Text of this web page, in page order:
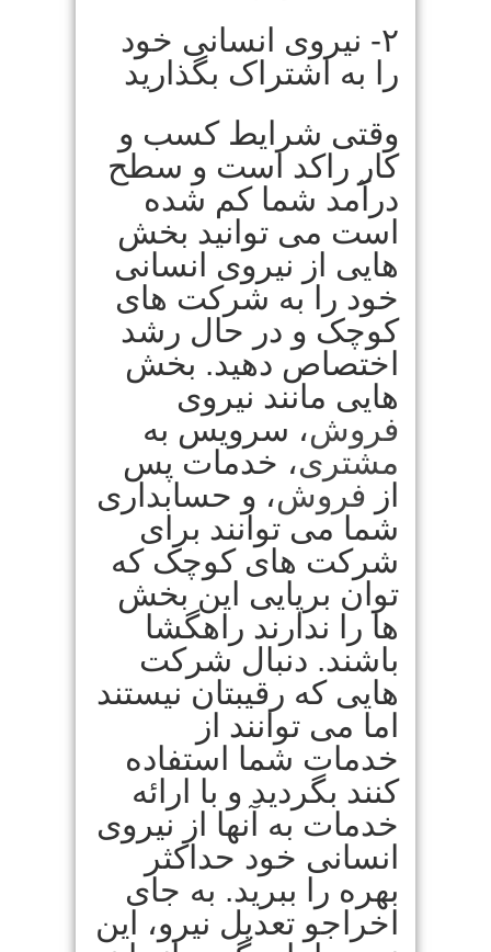
۲- نیروی انسانی خود
را به اشتراک بگذارید
وقتی شرایط کسب و
کار راکد است و سطح
درآمد شما کم شده
است می توانید بخش
هایی از نیروی انسانی
خود را به شرکت های
کوچک و در حال رشد
اختصاص دهید. بخش
هایی مانند نیروی
فروش، سرویس به
مشتری، خدمات پس
از فروش، و حسابداری
شما می توانند برای
شرکت های کوچک که
توان برپایی این بخش
ها را ندارند راهگشا
باشند. دنبال شرکت
هایی که رقیبتان نیستند
اما می توانند از
خدمات شما استفاده
کنند بگردید و با ارائه
خدمات به آنها از نیروی
انسانی خود حداکثر
بهره را ببرید. به جای
اخراجو تعدیل نیرو، این